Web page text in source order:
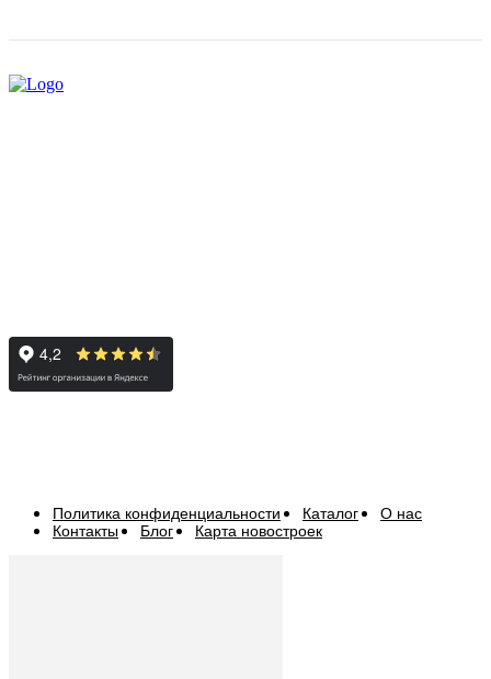
Политика конфиденциальности Каталог
О нас
Контакты
Блог Карта новостроек